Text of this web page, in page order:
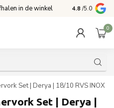
in de winkel Voor 15:00
4.8 /5.0
0
Set | Derya | 18/10 RVS INOX
Set | Derya |